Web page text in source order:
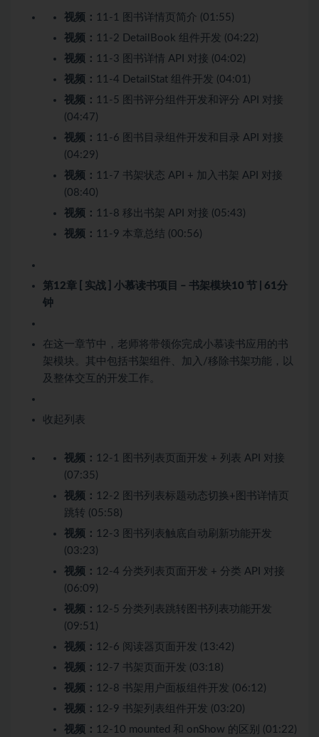
视频： 11-1 图书详情页简介 (01:55)
视频： 11-2 DetailBook 组件开发 (04:22)
视频： 11-3 图书详情 API 对接 (04:02)
视频： 11-4 DetailStat 组件开发 (04:01)
视频： 11-5 图书评分组件开发和评分 API 对接
(04:47)
视频： 11-6 图书目录组件开发和目录 API 对接
(04:29)
视频： 11-7 书架状态 API + 加入书架 API 对接
(08:40)
视频： 11-8 移出书架 API 对接 (05:43)
视频： 11-9 本章总结 (00:56)
第12章 [ 实战 ] 小慕读书项目 – 书架模块10 节 | 61分
钟
在这一章节中，老师将带领你完成小慕读书应用的书
架模块。其中包括书架组件、加入/移除书架功能，以
及整体交互的开发工作。
收起列表
视频： 12-1 图书列表页面开发 + 列表 API 对接
(07:35)
视频： 12-2 图书列表标题动态切换+图书详情页
跳转 (05:58)
视频： 12-3 图书列表触底自动刷新功能开发
(03:23)
视频： 12-4 分类列表页面开发 + 分类 API 对接
(06:09)
视频： 12-5 分类列表跳转图书列表功能开发
(09:51)
视频： 12-6 阅读器页面开发 (13:42)
视频： 12-7 书架页面开发 (03:18)
视频： 12-8 书架用户面板组件开发 (06:12)
视频： 12-9 书架列表组件开发 (03:20)
视频： 12-10 mounted 和 onShow 的区别 (01:22)